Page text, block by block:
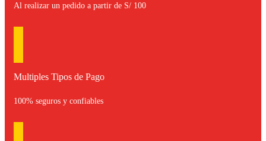
Al realizar un pedido a partir de S/ 100
Multiples Tipos de Pago
100% seguros y confiables